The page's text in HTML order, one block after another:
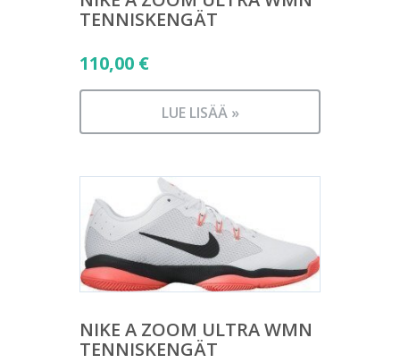
TENNISKENGÄT
110,00 €
LUE LISÄÄ »
NIKE A ZOOM ULTRA WMN
TENNISKENGÄT